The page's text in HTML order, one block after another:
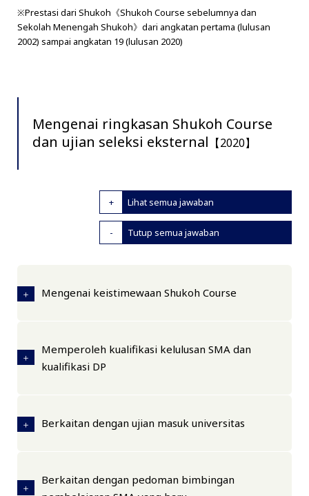
※Prestasi dari Shukoh《Shukoh Course sebelumnya dan
Sekolah Menengah Shukoh》dari angkatan pertama (lulusan
2002) sampai angkatan 19 (lulusan 2020)
Mengenai ringkasan Shukoh Course
dan ujian seleksi eksternal 【2020】
Lihat semua jawaban
Tutup semua jawaban
Mengenai keistimewaan Shukoh Course
Memperoleh kualifikasi kelulusan SMA dan
kualifikasi DP
Berkaitan dengan ujian masuk universitas
Berkaitan dengan pedoman bimbingan